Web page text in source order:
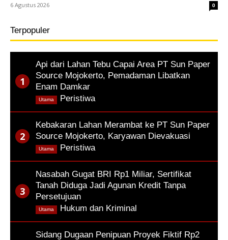
6 Agustus 2026 0
Terpopuler
Api dari Lahan Tebu Capai Area PT Sun Paper
Source Mojokerto, Pemadaman Libatkan
Enam Damkar
Peristiwa
Utama
Kebakaran Lahan Merambat ke PT Sun Paper
Source Mojokerto, Karyawan Dievakuasi
Peristiwa
Utama
Nasabah Gugat BRI Rp1 Miliar, Sertifikat
Tanah Diduga Jadi Agunan Kredit Tanpa
Persetujuan
Hukum dan Kriminal
Utama
Sidang Dugaan Penipuan Proyek Fiktif Rp2